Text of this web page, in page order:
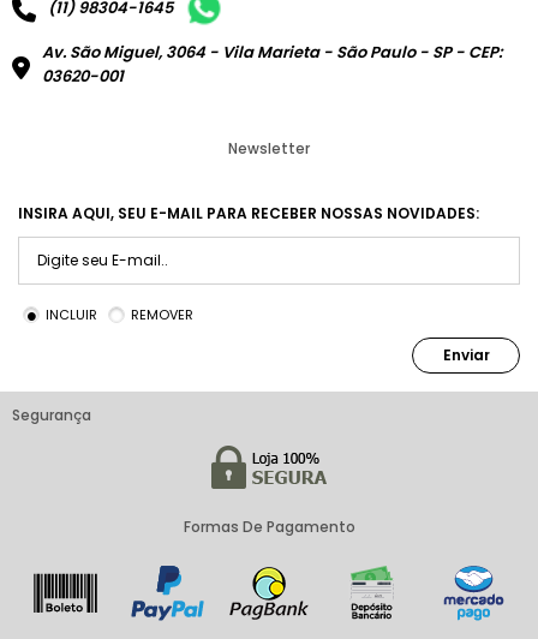
(11) 98304-1645
Av. São Miguel, 3064 - Vila Marieta - São Paulo - SP - CEP:
03620-001
Newsletter
INSIRA AQUI, SEU E-MAIL PARA RECEBER NOSSAS NOVIDADES:
INCLUIR REMOVER
Enviar
Segurança
Formas De Pagamento